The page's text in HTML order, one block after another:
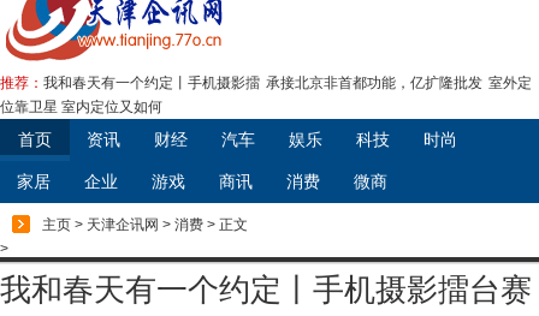
推荐： 我和春天有一个约定丨手机摄影擂 承接北京非首都功能，亿扩隆批发 室外定
位靠卫星 室内定位又如何
首页 资讯 财经 汽车 娱乐 科技 时尚
家居 企业 游戏 商讯 消费 微商
主页 > 天津企讯网 > 消费 > 正文
>
我和春天有一个约定丨手机摄影擂台赛